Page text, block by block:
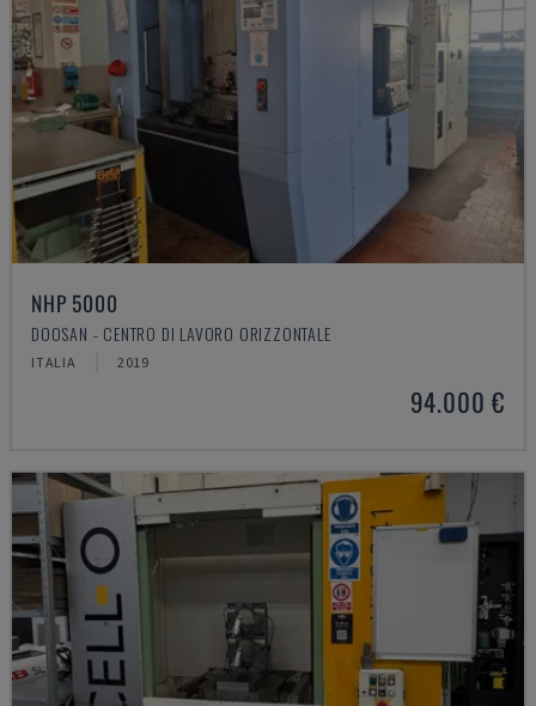
NHP 5000
DOOSAN - CENTRO DI LAVORO ORIZZONTALE
ITALIA 2019
94.000 €